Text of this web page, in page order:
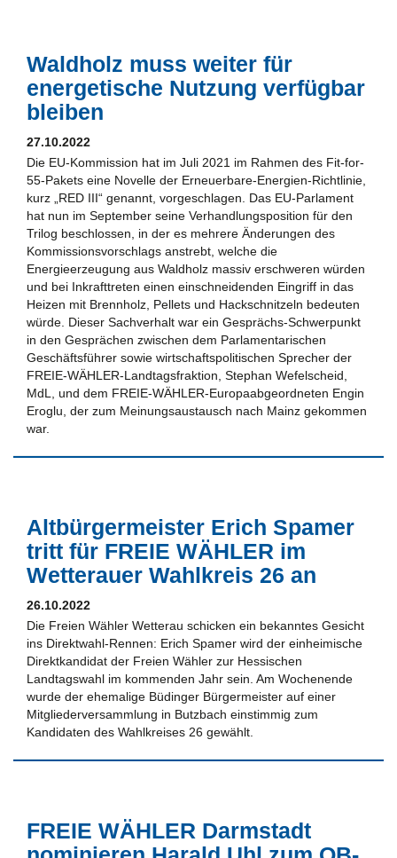
Waldholz muss weiter für
energetische Nutzung verfügbar
bleiben
27.10.2022
Die EU-Kommission hat im Juli 2021 im Rahmen des Fit-for-
55-Pakets eine Novelle der Erneuerbare-Energien-Richtlinie,
kurz „RED III“ genannt, vorgeschlagen. Das EU-Parlament
hat nun im September seine Verhandlungsposition für den
Trilog beschlossen, in der es mehrere Änderungen des
Kommissionsvorschlags anstrebt, welche die
Energieerzeugung aus Waldholz massiv erschweren würden
und bei Inkrafttreten einen einschneidenden Eingriff in das
Heizen mit Brennholz, Pellets und Hackschnitzeln bedeuten
würde. Dieser Sachverhalt war ein Gesprächs-Schwerpunkt
in den Gesprächen zwischen dem Parlamentarischen
Geschäftsführer sowie wirtschaftspolitischen Sprecher der
FREIE-WÄHLER-Landtagsfraktion, Stephan Wefelscheid,
MdL, und dem FREIE-WÄHLER-Europaabgeordneten Engin
Eroglu, der zum Meinungsaustausch nach Mainz gekommen
war.
Altbürgermeister Erich Spamer
tritt für FREIE WÄHLER im
Wetterauer Wahlkreis 26 an
26.10.2022
Die Freien Wähler Wetterau schicken ein bekanntes Gesicht
ins Direktwahl-Rennen: Erich Spamer wird der einheimische
Direktkandidat der Freien Wähler zur Hessischen
Landtagswahl im kommenden Jahr sein. Am Wochenende
wurde der ehemalige Büdinger Bürgermeister auf einer
Mitgliederversammlung in Butzbach einstimmig zum
Kandidaten des Wahlkreises 26 gewählt.
FREIE WÄHLER Darmstadt